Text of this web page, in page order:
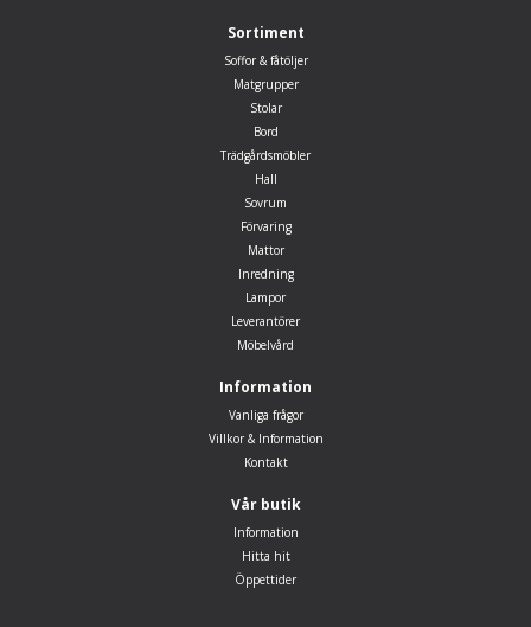
Sortiment
Soffor & fåtöljer
Matgrupper
Stolar
Bord
Trädgårdsmöbler
Hall
Sovrum
Förvaring
Mattor
Inredning
Lampor
Leverantörer
Möbelvård
Information
Vanliga frågor
Villkor & Information
Kontakt
Vår butik
Information
Hitta hit
Öppettider